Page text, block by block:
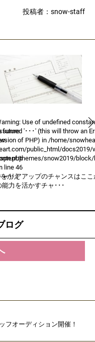
投稿者：snow-staff
future
かえ
: Use of undefined
'･･･' (this will throw an
of PHP) in /home/
public_html/docs2019/
themes/snow2019/block/
line 46
ャリアアップのチャンスはこ
能力を活かすチャ･･･
ログ
オーディション開催！